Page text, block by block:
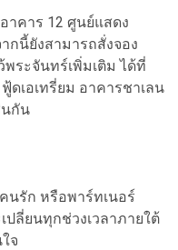
คาร 12 ศูนย์แสดง
กนี้ยังสามารถสั่งจอง
ระจันทร์เพิ่มเติม ได้ที่
ดเอเทรี่ยม อาคารชาเลน
นกัน
รัก หรือพาร์ทเนอร์
ลี่ยนทุกช่วงเวลาภายใต้
จ